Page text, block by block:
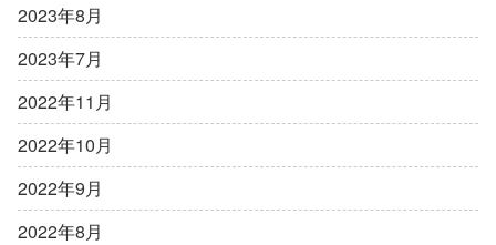
2023年8月
2023年7月
2022年11月
2022年10月
2022年9月
2022年8月